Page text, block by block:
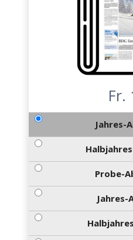
Fr.
Jahres-
Probe-
Jahres-